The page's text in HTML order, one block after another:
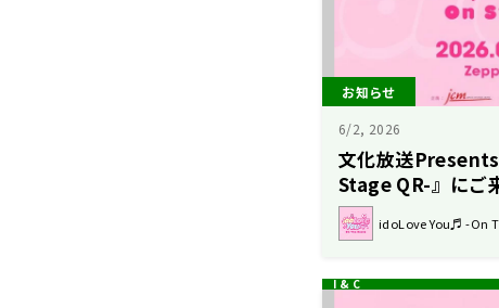
お知らせ
6/2, 2026
文化放送
Stage QR-』にご
催に関するお知らせ
idoLove You♬ -On